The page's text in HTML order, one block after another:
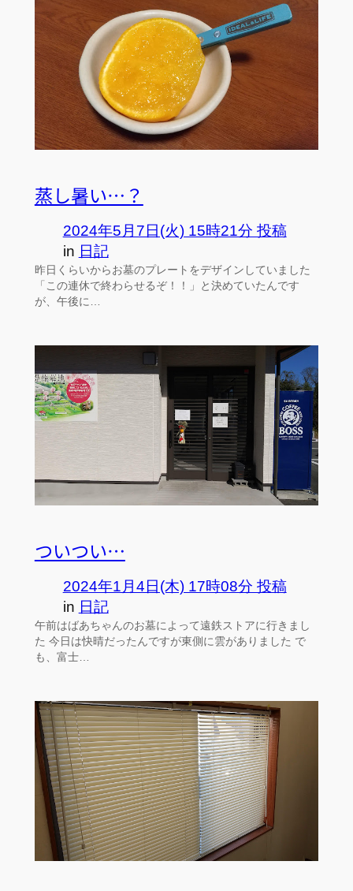
蒸し暑い…？
2024年5月7日(火) 15時21分 投稿
in 日記
昨日くらいからお墓のプレートをデザインしていました
「この連休で終わらせるぞ！！」と決めていたんです
が、午後に…
ついつい…
2024年1月4日(木) 17時08分 投稿
in 日記
午前はばあちゃんのお墓によって遠鉄ストアに行きまし
た 今日は快晴だったんですが東側に雲がありました で
も、富士…